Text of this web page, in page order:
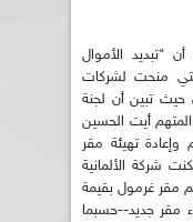
"تبديد الأموال
منحت لشركات
حيث تبين أن لجنة
أيت الحسين
تهيئة مقر
شركة الألمانية
مقر غرمول بقيمة
مقر جديد--حسبما